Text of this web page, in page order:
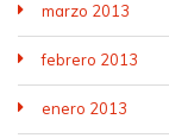
marzo 2013
febrero 2013
enero 2013